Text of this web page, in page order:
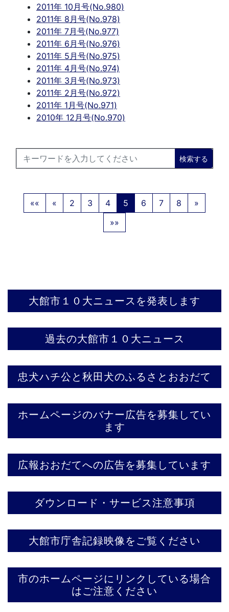
2011年 10月号(No.980)
2011年 8月号(No.978)
2011年 7月号(No.977)
2011年 6月号(No.976)
2011年 5月号(No.975)
2011年 4月号(No.974)
2011年 3月号(No.973)
2011年 2月号(No.972)
2011年 1月号(No.971)
2010年 12月号(No.970)
検索する
«« « 2 3 4 5 6 7 8
»
»»
大館市１０大ニュースを発表します
過去の大館市１０大ニュース
忠犬ハチ公と秋田犬のふるさとおおだて
ホームページのバナー広告を募集してい
ます
広報おおだてへの広告を募集しています
ダウンロード・サービス注意事項
大館市庁舎記録映像をご覧ください
市のホームページにリンクしている場合
はご注意ください